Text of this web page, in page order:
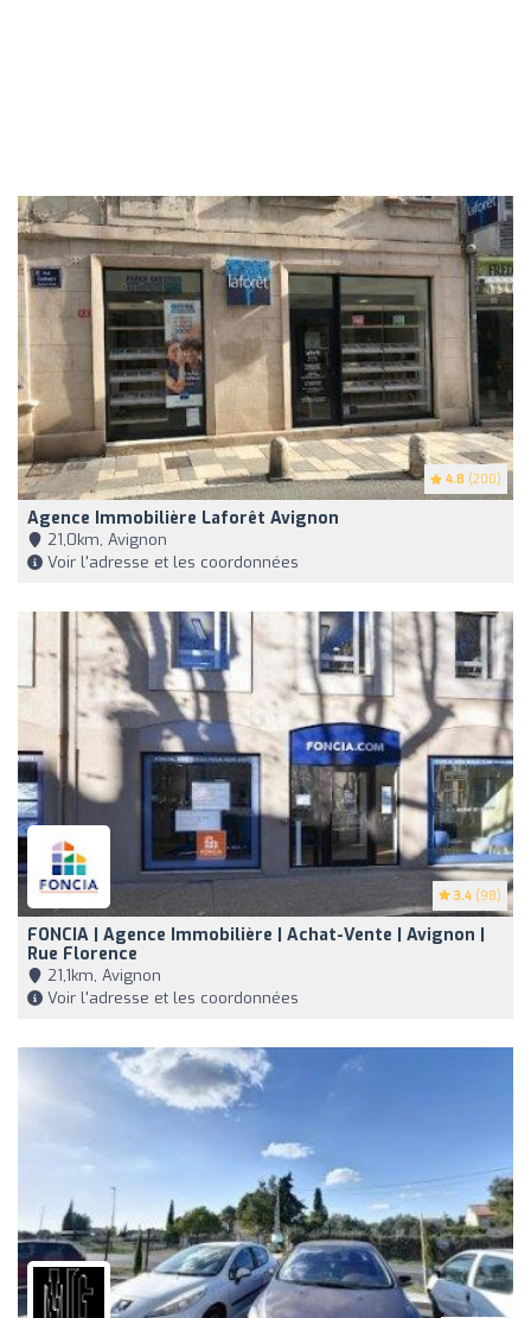
4.8 (200)
Agence Immobilière Laforêt Avignon
21,0km, Avignon
Voir l'adresse et les coordonnées
3.4 (98)
FONCIA | Agence Immobilière | Achat-Vente | Avignon |
Rue Florence
21,1km, Avignon
Voir l'adresse et les coordonnées